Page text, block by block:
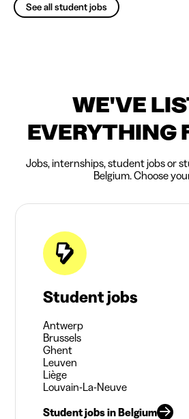
See all student jobs
WE'VE
EVERYTHING
Jobs, internships, student jobs or
Belgium. Choose
Student jobs
Antwerp
Brussels
Ghent
Leuven
Liège
Louvain-La-Neuve
Student jobs in Belgium